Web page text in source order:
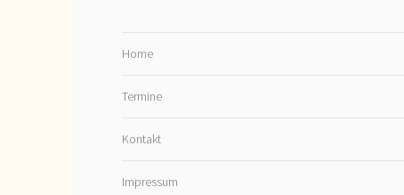
Home
Termine
Kontakt
Impressum